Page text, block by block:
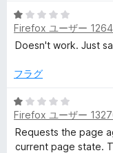
評
価
5
段
階
1
評
価
Firefox ユーザー
Doesn't work. Just
フラグ
5
段
階
中
Firefox ユーザー
Requests the page
current page state.